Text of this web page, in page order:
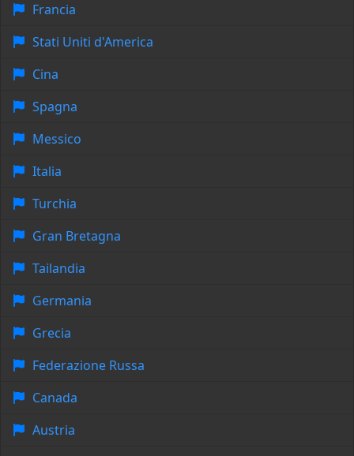
Francia
Stati Uniti d'America
Cina
Spagna
Messico
Italia
Turchia
Gran Bretagna
Tailandia
Germania
Grecia
Federazione Russa
Canada
Austria